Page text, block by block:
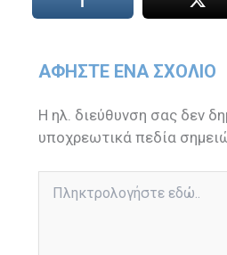
ΑΦΉΣΤΕ ΈΝΑ ΣΧΌΛΙΟ
Η ηλ. διεύθυνση σας δεν
υποχρεωτικά πεδία
εδώ..